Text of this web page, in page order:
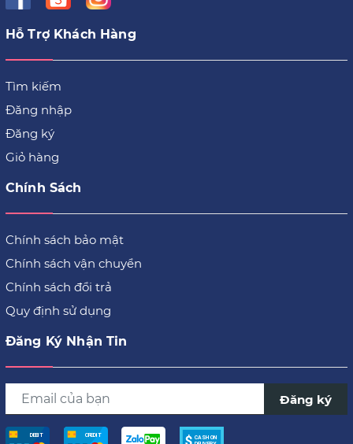
Hỗ Trợ Khách Hàng
Tìm kiếm
Đăng nhập
Đăng ký
Giỏ hàng
Chính Sách
Chính sách bảo mật
Chính sách vận chuyển
Chính sách đổi trả
Quy định sử dụng
Đăng Ký Nhận Tin
Đăng ký